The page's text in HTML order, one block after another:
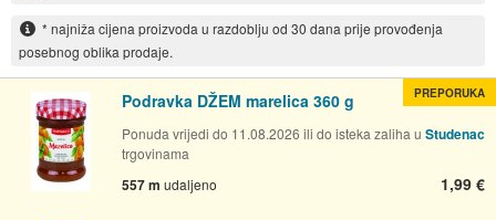
* najniža cijena proizvoda u razdoblju od 30 dana prije provođenja
posebnog oblika prodaje.
Podravka DŽEM marelica 360 g
Ponuda vrijedi do 11.08.2026 ili do isteka zaliha u Studenac
trgovinama
557 m udaljeno 1,99 €
PREPORUKA